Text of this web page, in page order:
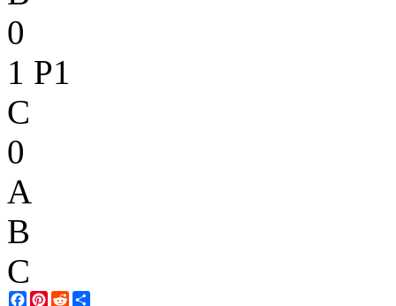
0
1 P1
C
0
A
B
C
Facebook
Pinterest
Reddit